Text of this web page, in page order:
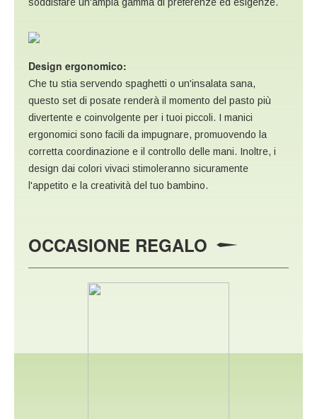
soddisfare un'ampia gamma di preferenze ed esigenze.
Design ergonomico:
Che tu stia servendo spaghetti o un'insalata sana,
questo set di posate renderà il momento del pasto più
divertente e coinvolgente per i tuoi piccoli. I manici
ergonomici sono facili da impugnare, promuovendo la
corretta coordinazione e il controllo delle mani. Inoltre, i
design dai colori vivaci stimoleranno sicuramente
l'appetito e la creatività del tuo bambino.
OCCASIONE REGALO